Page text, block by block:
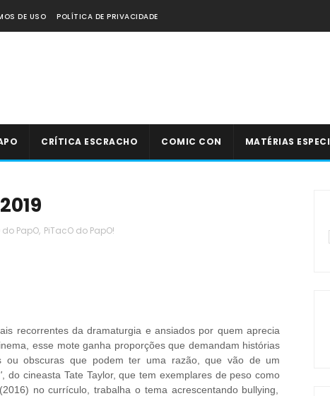
DE USO POLÍTICA DE PRIVACIDADE
CRÍTICA ESCRACHO COMIC CON MATÉRIAS
do PapO, PiTacO do PapO!
recorrentes da dramaturgia e ansiados por quem aprecia
esse mote ganha proporções que demandam histórias
ou obscuras que podem ter uma razão, que vão de um
, do cineasta Tate Taylor, que tem exemplares de peso como
(2016) no currículo, trabalha o tema acrescentando bullying,